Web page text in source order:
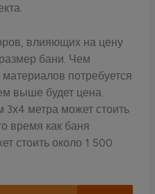
влияющих на цену
бани. Чем
потребуется
выше будет цена.
метра может стоить
время как баня
стоить около 1 500